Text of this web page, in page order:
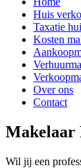
Huis
Taxatie
Kosten
Over ons
Contact
Makelaar
Wil jij een